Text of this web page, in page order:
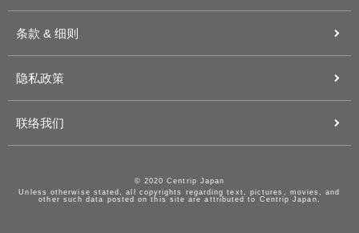
条款 & 细则
隐私政策
联络我们
© 2020 Centrip Japan
Unless otherwise stated, all copyrights regarding text, pictures, movies, and
other such data posted on this site are attributed to Centrip Japan.